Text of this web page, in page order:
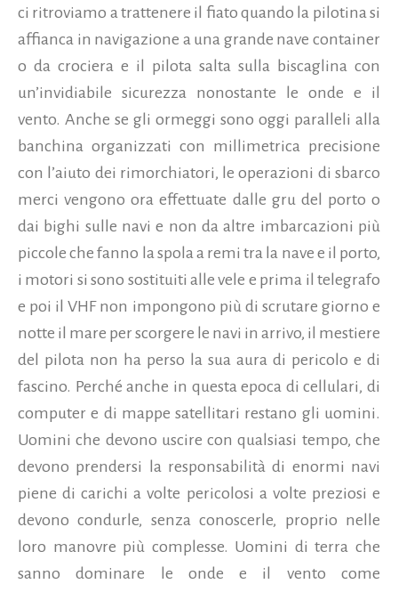
ci ritroviamo a trattenere il fiato quando la pilotina si
affianca in navigazione a una grande nave container
o da crociera e il pilota salta sulla biscaglina con
un’invidiabile sicurezza nonostante le onde e il
vento. Anche se gli ormeggi sono oggi paralleli alla
banchina organizzati con millimetrica precisione
con l’aiuto dei rimorchiatori, le operazioni di sbarco
merci vengono ora effettuate dalle gru del porto o
dai bighi sulle navi e non da altre imbarcazioni più
piccole che fanno la spola a remi tra la nave e il porto,
i motori si sono sostituiti alle vele e prima il telegrafo
e poi il VHF non impongono più di scrutare giorno e
notte il mare per scorgere le navi in arrivo, il mestiere
del pilota non ha perso la sua aura di pericolo e di
fascino. Perché anche in questa epoca di cellulari, di
computer e di mappe satellitari restano gli uomini.
Uomini che devono uscire con qualsiasi tempo, che
devono prendersi la responsabilità di enormi navi
piene di carichi a volte pericolosi a volte preziosi e
devono condurle, senza conoscerle, proprio nelle
loro manovre più complesse. Uomini di terra che
sanno dominare le onde e il vento come